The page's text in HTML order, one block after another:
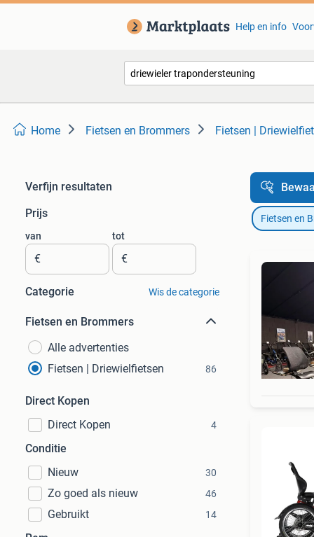
Help en info
Home Fietsen en Brommers Fietsen |
Verfijn resultaten
Prijs
van
€
tot
€
Categorie Wis de categorie
Fietsen en Brommers
Alle advertenties
Fietsen | Driewielfietsen
86
Direct Kopen
Direct Kopen
4
Conditie
Nieuw
30
Zo goed als nieuw 46
Gebruikt 14
Fietsen en